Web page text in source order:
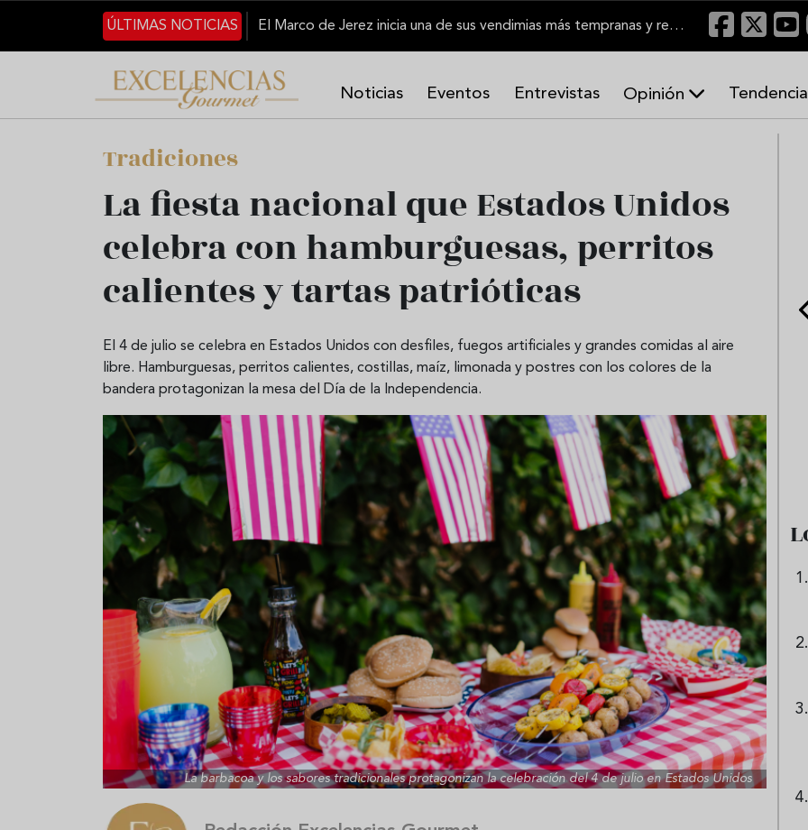
Pasar al contenido principal
ÚLTIMAS NOTICIAS
El Marco de Jerez inicia una de sus vendimias más tempranas y recupera producción
Noticias Eventos Entrevistas Opinión
n
í
s
Tradiciones
La fiesta nacional que Estados Unidos
celebra con hamburguesas, perritos
calientes y tartas patrióticas
El 4 de julio se celebra en Estados Unidos con desfiles, fuegos artificiales y grandes comidas al aire
libre. Hamburguesas, perritos calientes, costillas, maíz, limonada y postres con los colores de la
bandera protagonizan la mesa del Día de la Independencia.
La barbacoa y los sabores tradicionales protagonizan la celebración del 4 de julio en Estados Unidos
Aceitunas: el aperitivo estrella
del verano
Sopa fría de sandía: el plato
que querrás repetir todo el
verano
Cinco cremas frías de verduras
que querrás repetir todo agosto